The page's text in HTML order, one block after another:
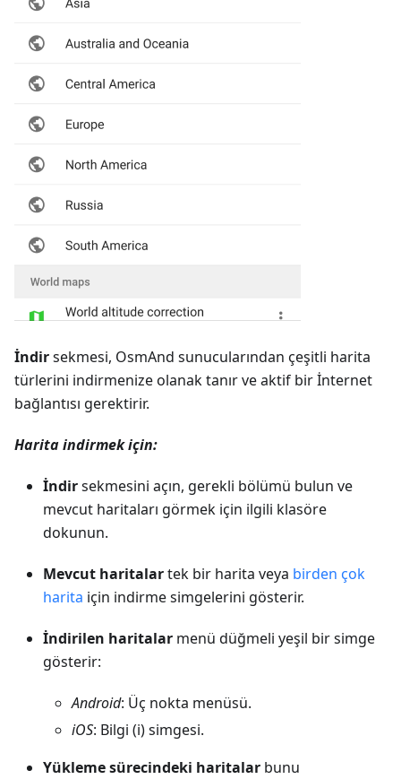
İndirsekmesi, OsmAnd sunucularından çeşitli harita
türlerini indirmenize olanak tanır ve aktif bir İnternet
bağlantısı gerektirir.
Harita indirmek için:
İndirsekmesini açın, gerekli bölümü bulun ve
mevcut haritaları görmek için ilgili klasöre
dokunun.
Mevcut haritalartek bir harita veya birden çok
harita için indirme simgelerini gösterir.
İndirilen haritalar menü düğmeli yeşil bir simge
gösterir:
Android: Üç nokta menüsü.
iOS: Bilgi (i) simgesi.
Yükleme sürecindeki haritalar bunu